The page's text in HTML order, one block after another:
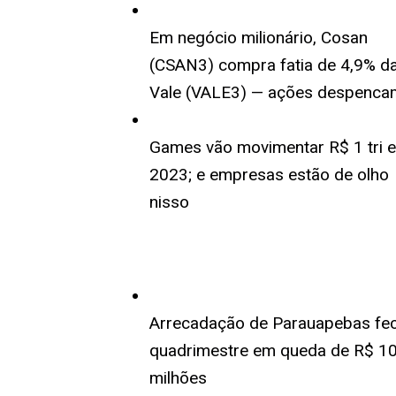
Em negócio milionário, Cosan
(CSAN3) compra fatia de 4,9%
Vale (VALE3) — ações
Games vão movimentar R$ 1 tri
2023; e empresas estão de olho
nisso
Arrecadação de Parauapebas
quadrimestre em queda de R$
milhões